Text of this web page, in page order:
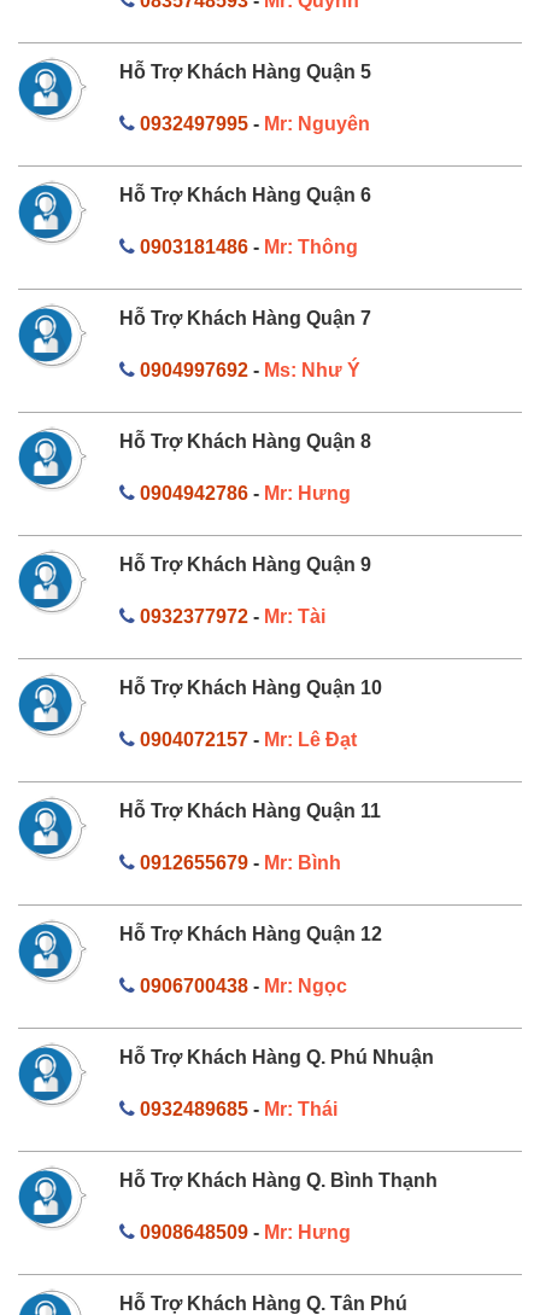
Hỗ Trợ Khách Hàng Quận 5
0932497995- Mr: Nguyên
Hỗ Trợ Khách Hàng Quận 6
0903181486- Mr: Thông
Hỗ Trợ Khách Hàng Quận 7
0904997692- Ms: Như Ý
Hỗ Trợ Khách Hàng Quận 8
0904942786- Mr: Hưng
Hỗ Trợ Khách Hàng Quận 9
0932377972- Mr: Tài
Hỗ Trợ Khách Hàng Quận 10
0904072157- Mr: Lê Đạt
Hỗ Trợ Khách Hàng Quận 11
0912655679- Mr: Bình
Hỗ Trợ Khách Hàng Quận 12
0906700438- Mr: Ngọc
Hỗ Trợ Khách Hàng Q. Phú Nhuận
0932489685- Mr: Thái
Hỗ Trợ Khách Hàng Q. Bình Thạnh
0908648509- Mr: Hưng
Hỗ Trợ Khách Hàng Q. Tân Phú